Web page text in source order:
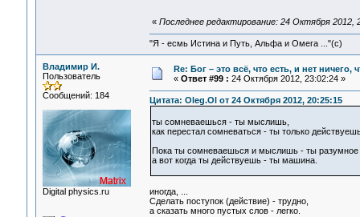
« Последнее редактирование: 24 Октября 2012,
"Я - есмь Истина и Путь, Альфа и Омега ..."(с)
Владимир И.
Пользователь
Сообщений: 184
Digital physics.ru
Re: Бог – это всё, что есть, и нет
« Ответ #99 : 24 Октября 2012, 23:02:24 »
Цитата: Oleg.Ol от 24 Октября 2012, 20:25:15
ты сомневаешься - ты мыслишь,
как перестал сомневаться - ты только
Пока ты сомневаешься и мыслишь - ты разумное
а вот когда ты действуешь - ты машина.
иногда, ...
Сделать поступок (действие) - трудно,
а сказать много пустых слов - легко.